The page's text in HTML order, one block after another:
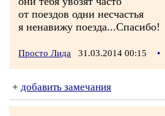
от поездов одни несчастья
я ненавижу поезда...Спасибо!
Просто Лида 31.03.2014 00:15 •
+ добавить замечания